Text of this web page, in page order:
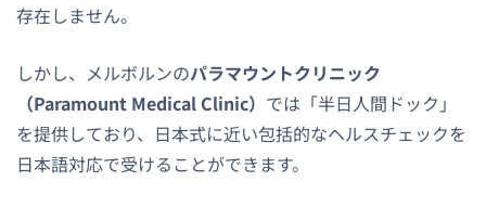
存在しません。
しかし、メルボルンのパラマウントクリニック
（Paramount Medical Clinic） では「半日人間ドック」
を提供しており、日本式に近い包括的なヘルスチェックを
日本語対応で受けることができます。